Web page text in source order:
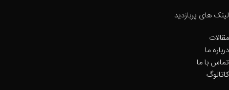
لینک های پربازدید
مقالات
درباره ما
تماس با ما
کاتالوگ